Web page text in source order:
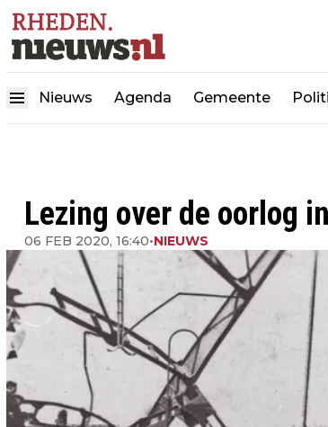
Nieuws Agenda Gemeente
Lezing over de oorlog
06 FEB 2020, 16:40•NIEUWS